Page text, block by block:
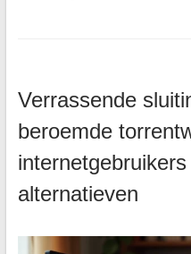
Verrassende
beroemde
alternatieven